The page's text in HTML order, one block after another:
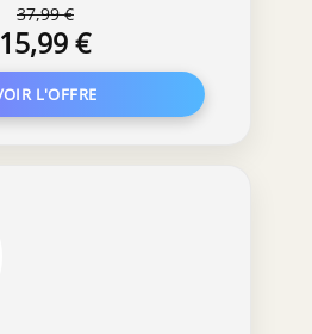
37,99 €
15,99 €